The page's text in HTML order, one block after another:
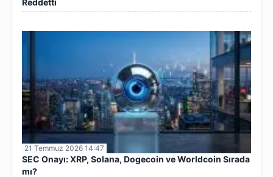
21 Temmuz 2026 14:47
SEC Onayı: XRP, Solana, Dogecoin ve Worldcoin Sırada
mı?